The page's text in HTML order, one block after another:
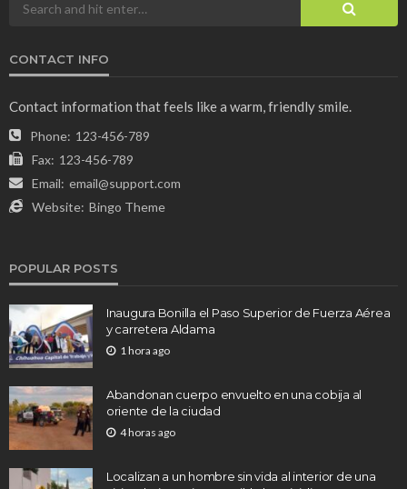
CONTACT INFO
Contact information that feels like a warm, friendly smile.
Phone: 123-456-789
Fax: 123-456-789
Email: email@support.com
Website: Bingo Theme
POPULAR POSTS
Inaugura Bonilla el Paso Superior de Fuerza Aérea
y carretera Aldama
1 hora ago
Abandonan cuerpo envuelto en una cobija al
oriente de la ciudad
4 horas ago
Localizan a un hombre sin vida al interior de una